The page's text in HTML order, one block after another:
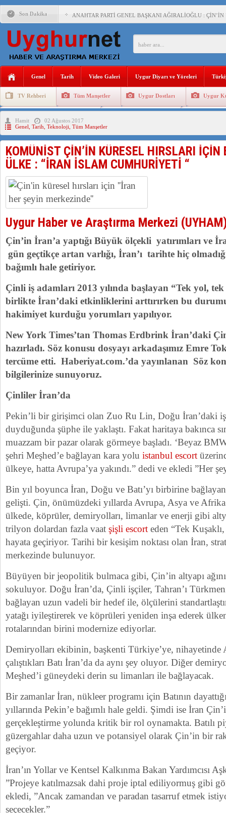
Son Dakika ANAHTAR PARTİ GENEL BAŞKANI AĞIRALİOĞLU :
ÇİN’İN DOĞU TÜRKİSTAN’DAKİ UYGULAMALARI
150 YILDIR KAYNAYAN YARAMIZ : ÇİN İŞGALİNDEKİ
ÇİN’İN UYGUR POLİTİKALARINI ÖVEN DİYANET
ÇİN’İN ANKARA BÜYÜKELÇİSİ JİANG’İN TRABZON
Genel Tarih Video Galeri Uygur Diyarı ve Yöreleri
TV Rehberi Tüm Manşetler Uygur Dostları Uygur
Uygurlarda Düğün ve Cenaze
Hamit
02 Ağustos 2017
Genel Tarih Teknoloji Tüm Manşetler
KOMÜNİST ÇİN’İN KÜRESEL HIRSLARI İÇİN
ÜLKE : “İRAN İSLAM CUMHURİYETİ “
Uygur Haber ve Araştırma Merkezi
Çin’in İran’a yaptığı Büyük ölçekli yatırımları ve
gün geçtikçe artan varlığı, İran’ı tarihte hiç
bağımlı hale getiriyor.
Çinli iş adamları 2013 yılında başlayan “Tek yol,
birlikte İran’daki etkinliklerini arttırırken bu
hakimiyet kurduğu yorumları yapılıyor.
New York Times’tan Thomas Erdbrink İran’daki
hazırladı. Söz konusu dosyayı arkadaşımız Emre
tercüme etti. Haberiyat.com.’da yayınlanan Söz
bilgilerinize sunuyoruz.
Çinliler İran’da
Pekin’li bir girişimci olan Zuo Ru Lin, Doğu İran’daki iş
duyduğunda şüphe ile yaklaştı. Fakat haritaya bakınca
muazzam bir pazar olarak görmeye başladı. ‘Beyaz
şehri Meşhed’e bağlayan kara yolu istanbul escort
ülkeye, hatta Avrupa’ya yakındı.” dedi ve ekledi ”Her
Bin yıl boyunca İran, Doğu ve Batı’yı birbirine
gelişti. Çin, önümüzdeki yıllarda Avrupa, Asya ve
ülkede, köprüler, demiryolları, limanlar ve enerji gibi
trilyon dolardan fazla vaat şişli escort eden “Tek
hayata geçiriyor. Tarihi bir kesişim noktası olan İran,
merkezinde bulunuyor.
Büyüyen bir jeopolitik bulmaca gibi, Çin’in altyapı
sokuluyor. Doğu İran’da, Çinli işçiler, Tahran’ı
bağlayan uzun vadeli bir hedef ile, ölçülerini
yatağı iyileştirerek ve köprüleri yeniden inşa ederek
rotalarından birini modernize ediyorlar.
Demiryolları ekibinin, başkenti Türkiye’ye, nihayetinde
çalıştıkları Batı İran’da da aynı şey oluyor. Diğer
Meşhed’i güneydeki derin su limanları ile bağlayacak.
Bir zamanlar İran, nükleer programı için Batının
yıllarında Pekin’e bağımlı hale geldi. Şimdi ise İran
gerçekleştirme yolunda kritik bir rol oynamakta. Batılı
güzergahlar daha uzun ve potansiyel olarak Çin’in bir
geçiyor.
İran’ın Yollar ve Kentsel Kalkınma Bakan Yardımcısı
”Projeye katılmazsak dahi proje iptal ediliyormuş gibi
ekledi, ”Ancak zamandan ve paradan tasarruf etmek
seçecekler.”